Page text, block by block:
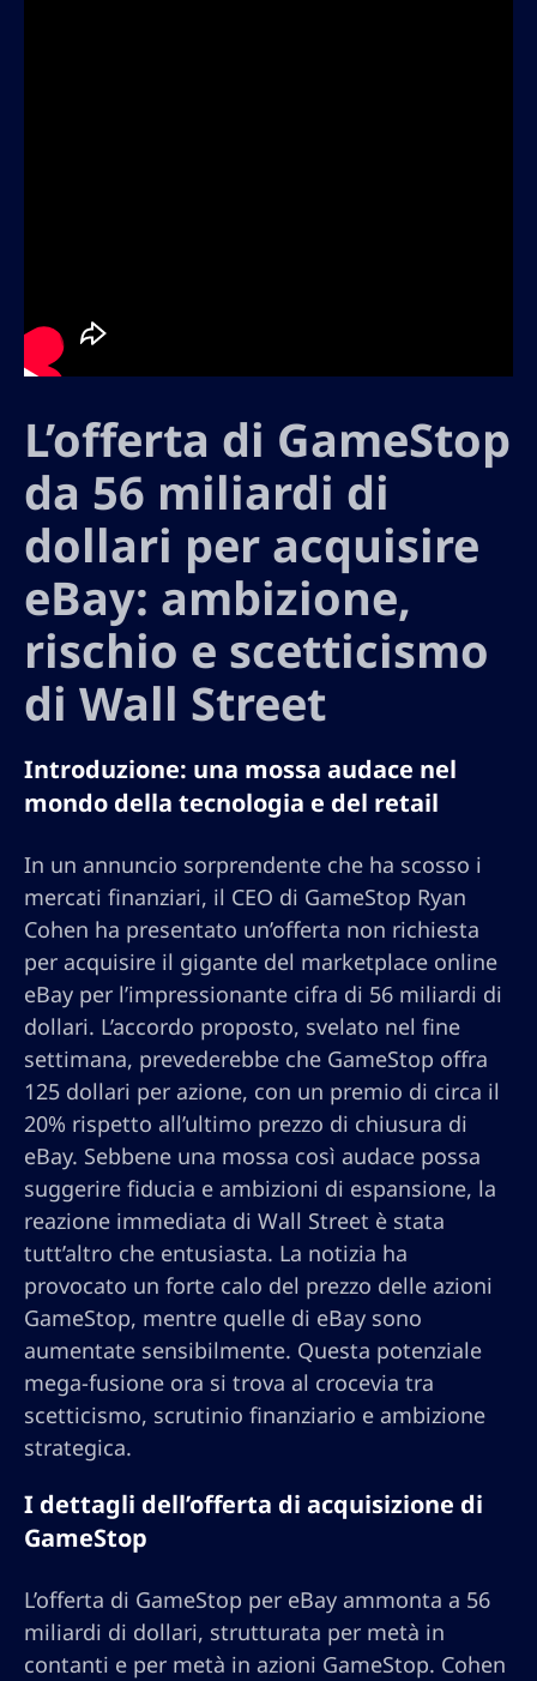
L’offerta di GameStop
da 56 miliardi di
dollari per acquisire
eBay: ambizione,
rischio e scetticismo
di Wall Street
Introduzione: una mossa audace nel
mondo della tecnologia e del retail
In un annuncio sorprendente che ha scosso i
mercati finanziari, il CEO di GameStop Ryan
Cohen ha presentato un’offerta non richiesta
per acquisire il gigante del marketplace online
eBay per l’impressionante cifra di 56 miliardi di
dollari. L’accordo proposto, svelato nel fine
settimana, prevederebbe che GameStop offra
125 dollari per azione, con un premio di circa il
20% rispetto all’ultimo prezzo di chiusura di
eBay. Sebbene una mossa così audace possa
suggerire fiducia e ambizioni di espansione, la
reazione immediata di Wall Street è stata
tutt’altro che entusiasta. La notizia ha
provocato un forte calo del prezzo delle azioni
GameStop, mentre quelle di eBay sono
aumentate sensibilmente. Questa potenziale
mega-fusione ora si trova al crocevia tra
scetticismo, scrutinio finanziario e ambizione
strategica.
I dettagli dell’offerta di acquisizione di
GameStop
L’offerta di GameStop per eBay ammonta a 56
miliardi di dollari, strutturata per metà in
contanti e per metà in azioni GameStop. Cohen